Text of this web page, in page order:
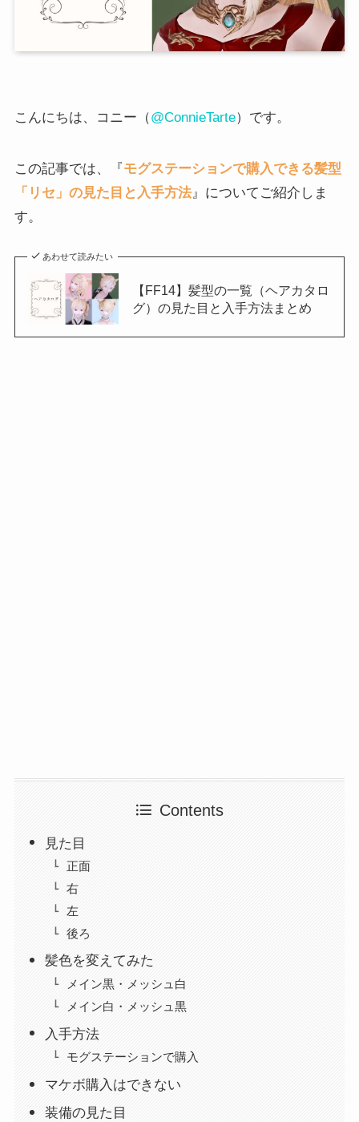
こんにちは、コニー（@ConnieTarte）です。
この記事では、『モグステーションで購入できる髪型
「リセ」の見た目と入手方法』についてご紹介しま
す。
あわせて読みたい
【FF14】髪型の一覧（ヘアカタロ
グ）の見た目と入手方法まとめ
Contents
見た目
正面
右
左
後ろ
髪色を変えてみた
メイン黒・メッシュ白
メイン白・メッシュ黒
入手方法
モグステーションで購入
マケボ購入はできない
装備の見た目